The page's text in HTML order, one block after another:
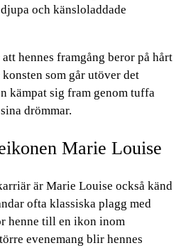
och känsloladdade
hennes framgång beror på hårt
som går utöver det
kämpat sig fram genom tuffa
drömmar.
Marie Louise
är Marie Louise också känd
ofta klassiska plagg med
henne till en ikon inom
evenemang blir hennes